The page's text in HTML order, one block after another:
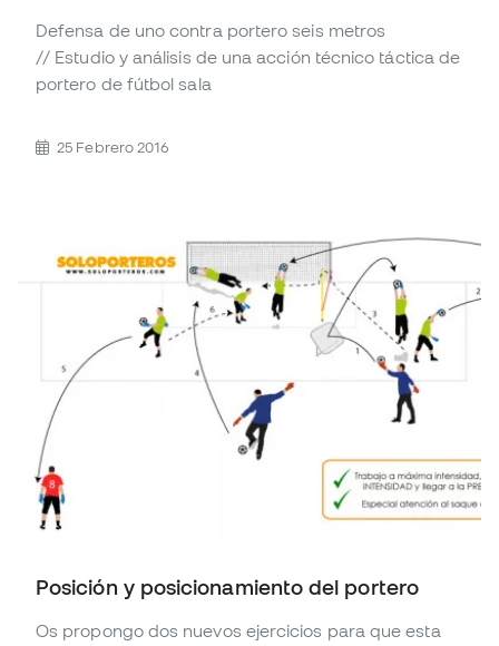
Defensa de uno contra portero seis metros
// Estudio y análisis de una acción técnico táctica de
portero de fútbol sala
25 Febrero 2016
Posición y posicionamiento del portero
Os propongo dos nuevos ejercicios para que esta